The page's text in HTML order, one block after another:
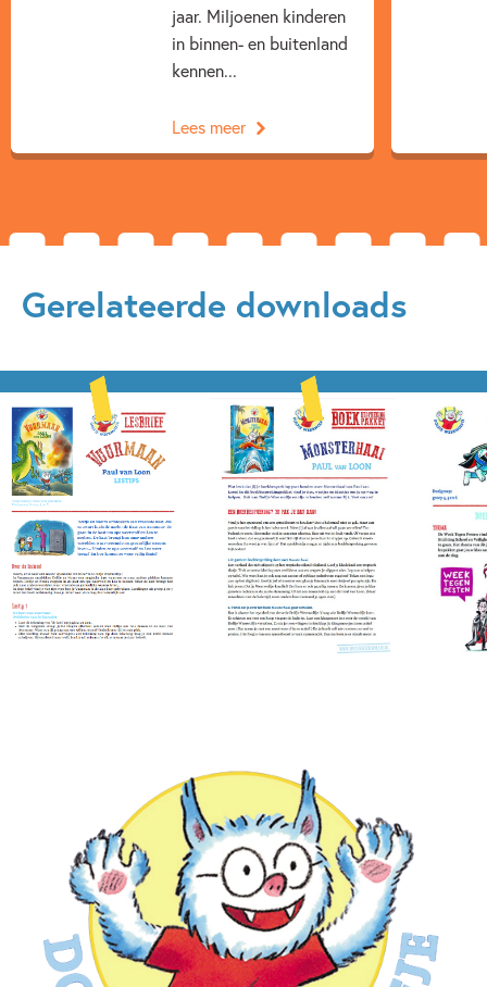
jaar. Miljoenen kinderen
in binnen- en buitenland
kennen...
Lees meer
Gerelateerde downloads